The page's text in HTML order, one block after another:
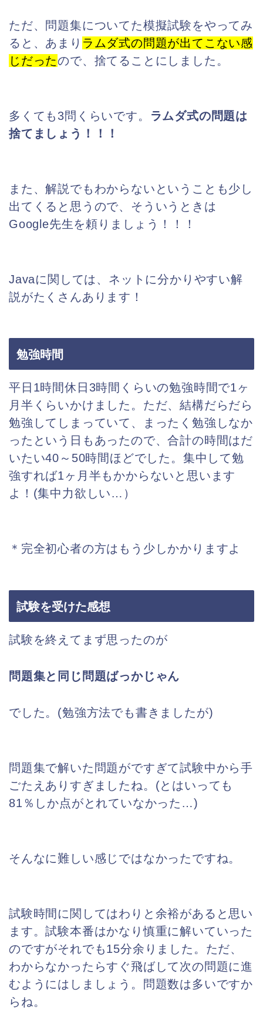
ただ、問題集についてた模擬試験をやってみ
ると、あまり ラムダ式の問題が出てこない感
じだったので、捨てることにしました。
多くても3問くらいです。
ラムダ式の問題は
捨てましょう！！！
また、解説でもわからないということも少し
出てくると思うので、そういうときは
Google先生を頼りましょう！！！
Javaに関しては、ネットに分かりやすい解
説がたくさんあります！
勉強時間
平日1時間休日3時間くらいの勉強時間で1ヶ
月半くらいかけました。ただ、結構だらだら
勉強してしまっていて、まったく勉強しなか
ったという日もあったので、合計の時間はだ
いたい40～50時間ほどでした。集中して勉
強すれば1ヶ月半もかからないと思います
よ！(集中力欲しい…）
＊完全初心者の方はもう少しかかりますよ
試験を受けた感想
試験を終えてまず思ったのが
問題集と同じ問題ばっかじゃん
でした。(勉強方法でも書きましたが)
問題集で解いた問題がですぎて試験中から手
ごたえありすぎましたね。(とはいっても
81％しか点がとれていなかった…)
そんなに難しい感じではなかったですね。
試験時間に関してはわりと余裕があると思い
ます。試験本番はかなり慎重に解いていった
のですがそれでも15分余りました。ただ、
わからなかったらすぐ飛ばして次の問題に進
むようにはしましょう。問題数は多いですか
らね。